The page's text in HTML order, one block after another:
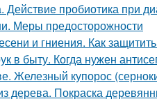
пробиотика при
Меры предосторожности
и гниения. Как
в быту. Когда нужен
Железный купорос
дерева. Покраска